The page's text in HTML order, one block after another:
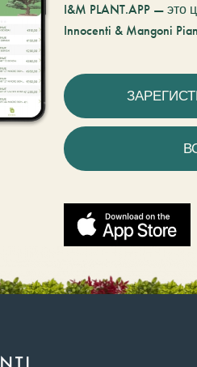
I&M PLANT.APP —
Innocenti & Mangoni